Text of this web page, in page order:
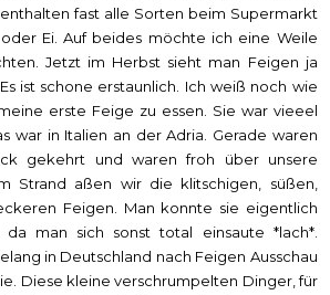
fast alle Sorten beim Supermarkt
Ei. Auf beides möchte ich eine Weile
Jetzt im Herbst sieht man Feigen ja
ist schone erstaunlich. Ich weiß noch wie
erste Feige zu essen. Sie war vieeel
war in Italien an der Adria. Gerade waren
gekehrt und waren froh über unsere
Strand aßen wir die klitschigen, süßen,
Feigen. Man konnte sie eigentlich
man sich sonst total einsaute *lach*.
in Deutschland nach Feigen Ausschau
Diese kleine verschrumpelten Dinger, für